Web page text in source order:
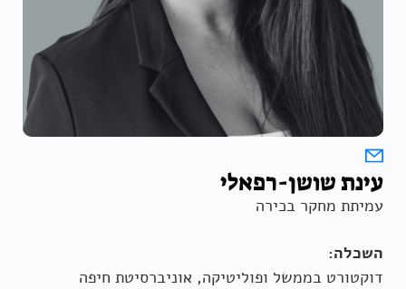
עינת שושן-רפאלי
עמיתת מחקר בכירה
השכלה:
דוקטורט בממשל ופוליטיקה, אוניברסיטת חיפה